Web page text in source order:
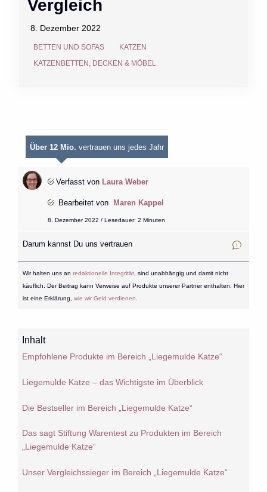
Vergleich
8. Dezember 2022
BETTEN UND SOFAS
KATZEN
KATZENBETTEN, DECKEN & MÖBEL
Über 12 Mio. vertrauen uns jedes Jahr
Verfasst von Laura Weber
Bearbeitet von Maren Kappel
8. Dezember 2022 / Lesedauer: 2 Minuten
Darum kannst Du uns vertrauen
Wir halten uns an redaktionelle Integrität, sind unabhängig und damit nicht
käuflich. Der Beitrag kann Verweise auf Produkte unserer Partner enthalten. Hier
ist eine Erklärung, wie wir Geld verdienen
Inhalt
Empfohlene Produkte im Bereich „Liegemulde Katze“
Liegemulde Katze – das Wichtigste im Überblick
Die Bestseller im Bereich „Liegemulde Katze“
Das sagt Stiftung Warentest zu Produkten im Bereich
„Liegemulde Katze“
Unser Vergleichssieger im Bereich „Liegemulde Katze“